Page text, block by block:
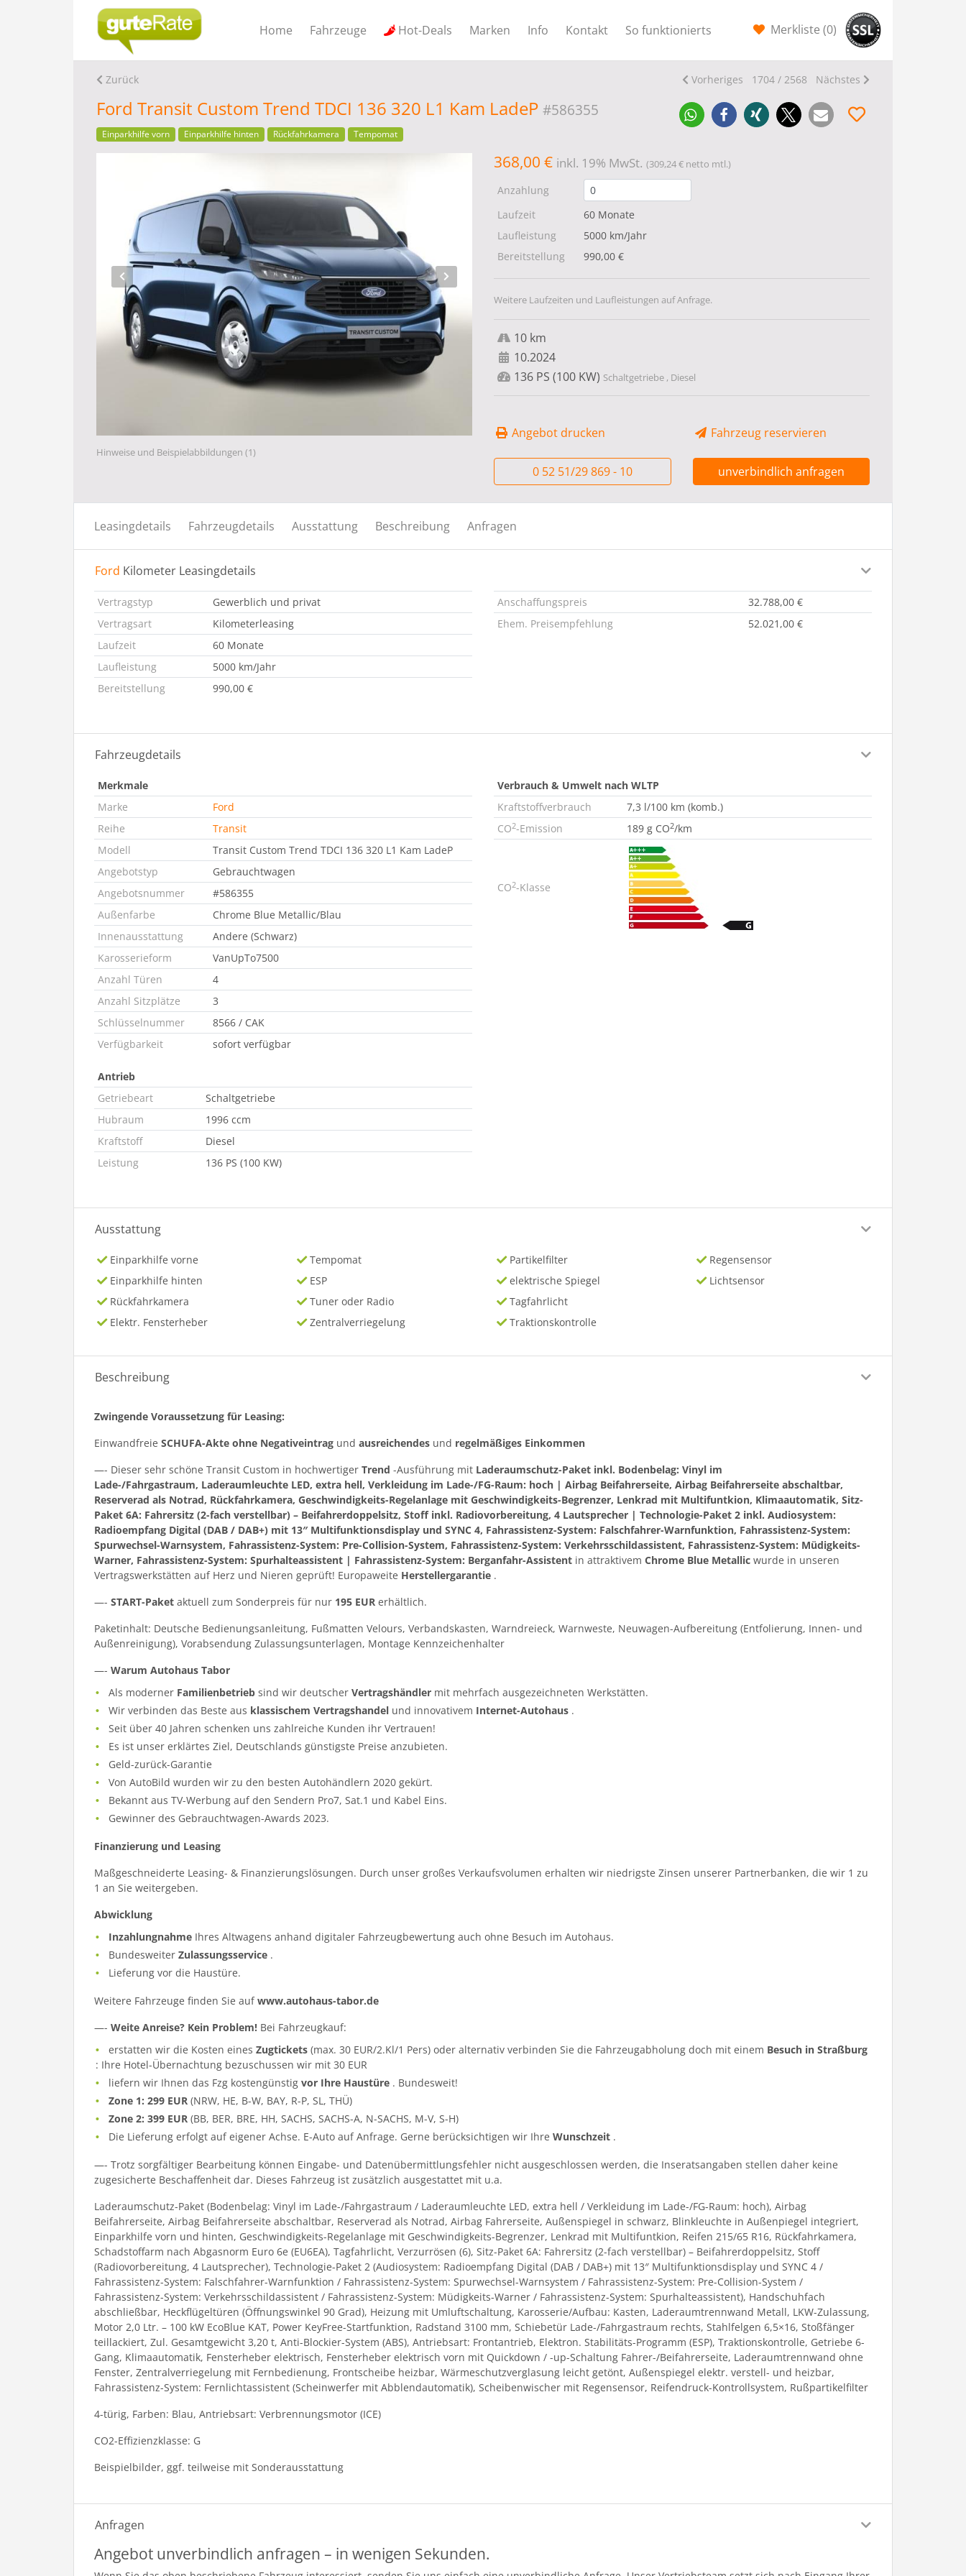
Home Fahrzeuge Hot-Deals Marken Info Kontakt So funktionierts Merkliste (0)
Zurück Vorheriges 1704 / 2568 Nächstes
Ford Transit Custom Trend TDCI 136 320 L1 Kam LadeP #586355
Einparkhilfe vorn Einparkhilfe hinten Rückfahrkamera Tempomat
Hinweise und Beispielabbildungen (1)
368,00 € inkl. 19% MwSt. (309,24 € netto mtl.)
Anzahlung
Laufzeit
60 Monate
Laufleistung
5000 km/Jahr
Bereitstellung
990,00 €
Weitere Laufzeiten und Laufleistungen auf Anfrage.
10 km
10.2024
136 PS (100 KW) Schaltgetriebe , Diesel
Angebot drucken Fahrzeug reservieren
0 52 51/29 869 - 10 unverbindlich anfragen
Leasingdetails Fahrzeugdetails Ausstattung Beschreibung Anfragen
Ford Kilometer Leasingdetails
Vertragstyp
Gewerblich und privat
Vertragsart
Kilometerleasing
Laufzeit
60 Monate
Laufleistung
5000 km/Jahr
Bereitstellung
990,00 €
Anschaffungspreis
32.788,00 €
Ehem. Preisempfehlung
52.021,00 €
Fahrzeugdetails
Merkmale
Marke
Ford
Reihe
Transit
Modell
Transit Custom Trend TDCI 136 320 L1 Kam LadeP
Angebotstyp
Gebrauchtwagen
Angebotsnummer
#586355
Außenfarbe
Chrome Blue Metallic/Blau
Innenausstattung
Andere (Schwarz)
Karosserieform
VanUpTo7500
Anzahl Türen
4
Anzahl Sitzplätze
3
Schlüsselnummer
8566 / CAK
Verfügbarkeit
sofort verfügbar
Antrieb
Getriebeart
Schaltgetriebe
Hubraum
1996 ccm
Kraftstoff
Diesel
Leistung
136 PS (100 KW)
Verbrauch & Umwelt nach WLTP
Kraftstoffverbrauch
7,3 l/100 km (komb.)
CO2-Emission 189 g CO2/km
CO2-Klasse
Ausstattung
Einparkhilfe vorne
Einparkhilfe hinten
Rückfahrkamera
Elektr. Fensterheber
Tempomat
ESP
Tuner oder Radio
Zentralverriegelung
Partikelfilter
elektrische Spiegel
Tagfahrlicht
Traktionskontrolle
Regensensor
Lichtsensor
Beschreibung
Zwingende Voraussetzung für Leasing:
Einwandfreie SCHUFA-Akte ohne Negativeintrag und ausreichendes und regelmäßiges Einkommen
—- Dieser sehr schöne Transit Custom in hochwertiger Trend -Ausführung mit Laderaumschutz-Paket inkl. Bodenbelag: Vinyl im
Lade-/Fahrgastraum, Laderaumleuchte LED, extra hell, Verkleidung im Lade-/FG-Raum: hoch | Airbag Beifahrerseite, Airbag Beifahrerseite abschaltbar,
Reserverad als Notrad, Rückfahrkamera, Geschwindigkeits-Regelanlage mit Geschwindigkeits-Begrenzer, Lenkrad mit Multifuntkion, Klimaautomatik, Sitz-
Paket 6A: Fahrersitz (2-fach verstellbar) – Beifahrerdoppelsitz, Stoff inkl. Radiovorbereitung, 4 Lautsprecher | Technologie-Paket 2 inkl. Audiosystem:
Radioempfang Digital (DAB / DAB+) mit 13″ Multifunktionsdisplay und SYNC 4, Fahrassistenz-System: Falschfahrer-Warnfunktion, Fahrassistenz-System:
Spurwechsel-Warnsystem, Fahrassistenz-System: Pre-Collision-System, Fahrassistenz-System: Verkehrsschildassistent, Fahrassistenz-System: Müdigkeits-
Warner, Fahrassistenz-System: Spurhalteassistent | Fahrassistenz-System: Berganfahr-Assistent in attraktivem Chrome Blue Metallic wurde in unseren
Vertragswerkstätten auf Herz und Nieren geprüft! Europaweite Herstellergarantie .
—- START-Paket aktuell zum Sonderpreis für nur 195 EUR erhältlich.
Paketinhalt: Deutsche Bedienungsanleitung, Fußmatten Velours, Verbandskasten, Warndreieck, Warnweste, Neuwagen-Aufbereitung (Entfolierung, Innen- und
Außenreinigung), Vorabsendung Zulassungsunterlagen, Montage Kennzeichenhalter
—- Warum Autohaus Tabor
Als moderner Familienbetrieb sind wir deutscherVertragshändler mit mehrfach ausgezeichneten Werkstätten.
Wir verbinden das Beste aus klassischem Vertragshandel und innovativem Internet-Autohaus .
Seit über 40 Jahren schenken uns zahlreiche Kunden ihr Vertrauen!
Es ist unser erklärtes Ziel, Deutschlands günstigste Preise anzubieten.
Geld-zurück-Garantie
Von AutoBild wurden wir zu den besten Autohändlern 2020 gekürt.
Bekannt aus TV-Werbung auf den Sendern Pro7, Sat.1 und Kabel Eins.
Gewinner des Gebrauchtwagen-Awards 2023.
Finanzierung und Leasing
Maßgeschneiderte Leasing- & Finanzierungslösungen. Durch unser großes Verkaufsvolumen erhalten wir niedrigste Zinsen unserer Partnerbanken, die wir 1 zu
1 an Sie weitergeben.
Abwicklung
Inzahlungnahme Ihres Altwagens anhand digitaler Fahrzeugbewertung auch ohne Besuch im Autohaus.
BundesweiterZulassungsservice .
Lieferung vor die Haustüre.
Weitere Fahrzeuge finden Sie aufwww.autohaus-tabor.de
—- Weite Anreise? Kein Problem! Bei Fahrzeugkauf:
erstatten wir die Kosten einesZugtickets(max. 30 EUR/2.Kl/1 Pers) oder alternativ verbinden Sie die Fahrzeugabholung doch mit einem Besuch in Straßburg
: Ihre Hotel-Übernachtung bezuschussen wir mit 30 EUR
liefern wir Ihnen das Fzg kostengünstigvor Ihre Haustüre . Bundesweit!
Zone 1: 299 EUR (NRW, HE, B-W, BAY, R-P, SL, THÜ)
Zone 2: 399 EUR (BB, BER, BRE, HH, SACHS, SACHS-A, N-SACHS, M-V, S-H)
Die Lieferung erfolgt auf eigener Achse. E-Auto auf Anfrage. Gerne berücksichtigen wir IhreWunschzeit .
—- Trotz sorgfältiger Bearbeitung können Eingabe- und Datenübermittlungsfehler nicht ausgeschlossen werden, die Inseratsangaben stellen daher keine
zugesicherte Beschaffenheit dar. Dieses Fahrzeug ist zusätzlich ausgestattet mit u.a.
Laderaumschutz-Paket (Bodenbelag: Vinyl im Lade-/Fahrgastraum / Laderaumleuchte LED, extra hell / Verkleidung im Lade-/FG-Raum: hoch), Airbag
Beifahrerseite, Airbag Beifahrerseite abschaltbar, Reserverad als Notrad, Airbag Fahrerseite, Außenspiegel in schwarz, Blinkleuchte in Außenpiegel integriert,
Einparkhilfe vorn und hinten, Geschwindigkeits-Regelanlage mit Geschwindigkeits-Begrenzer, Lenkrad mit Multifuntkion, Reifen 215/65 R16, Rückfahrkamera,
Schadstoffarm nach Abgasnorm Euro 6e (EU6EA), Tagfahrlicht, Verzurrösen (6), Sitz-Paket 6A: Fahrersitz (2-fach verstellbar) – Beifahrerdoppelsitz, Stoff
(Radiovorbereitung, 4 Lautsprecher), Technologie-Paket 2 (Audiosystem: Radioempfang Digital (DAB / DAB+) mit 13″ Multifunktionsdisplay und SYNC 4 /
Fahrassistenz-System: Falschfahrer-Warnfunktion / Fahrassistenz-System: Spurwechsel-Warnsystem / Fahrassistenz-System: Pre-Collision-System /
Fahrassistenz-System: Verkehrsschildassistent / Fahrassistenz-System: Müdigkeits-Warner / Fahrassistenz-System: Spurhalteassistent), Handschuhfach
abschließbar, Heckflügeltüren (Öffnungswinkel 90 Grad), Heizung mit Umluftschaltung, Karosserie/Aufbau: Kasten, Laderaumtrennwand Metall, LKW-Zulassung,
Motor 2,0 Ltr. – 100 kW EcoBlue KAT, Power KeyFree-Startfunktion, Radstand 3100 mm, Schiebetür Lade-/Fahrgastraum rechts, Stahlfelgen 6,5×16, Stoßfänger
teillackiert, Zul. Gesamtgewicht 3,20 t, Anti-Blockier-System (ABS), Antriebsart: Frontantrieb, Elektron. Stabilitäts-Programm (ESP), Traktionskontrolle, Getriebe 6-
Gang, Klimaautomatik, Fensterheber elektrisch, Fensterheber elektrisch vorn mit Quickdown / -up-Schaltung Fahrer-/Beifahrerseite, Laderaumtrennwand ohne
Fenster, Zentralverriegelung mit Fernbedienung, Frontscheibe heizbar, Wärmeschutzverglasung leicht getönt, Außenspiegel elektr. verstell- und heizbar,
Fahrassistenz-System: Fernlichtassistent (Scheinwerfer mit Abblendautomatik), Scheibenwischer mit Regensensor, Reifendruck-Kontrollsystem, Rußpartikelfilter
4-türig, Farben: Blau, Antriebsart: Verbrennungsmotor (ICE)
CO2-Effizienzklasse: G
Beispielbilder, ggf. teilweise mit Sonderausstattung
Anfragen
Angebot unverbindlich anfragen – in wenigen Sekunden.